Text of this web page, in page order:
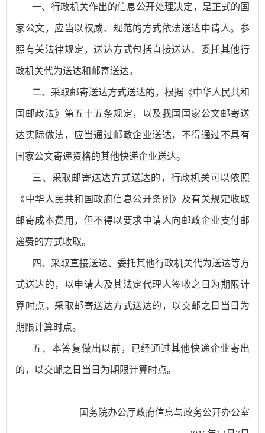
一、行政机关作出的信息公开处理决定，是正式的国
家公文，应当以权威、规范的方式依法送达申请人。参
照有关法律规定，送达方式包括直接送达、委托其他行
政机关代为送达和邮寄送达。
二、采取邮寄送达方式送达的，根据《中华人民共和
国邮政法》第五十五条规定，以及我国国家公文邮寄送
达实际做法，应当通过邮政企业送达，不得通过不具有
国家公文寄递资格的其他快递企业送达。
三、采取邮寄送达方式送达的，行政机关可以依照
《中华人民共和国政府信息公开条例》及有关规定收取
邮寄成本费用，但不得以要求申请人向邮政企业支付邮
递费的方式收取。
四、采取直接送达、委托其他行政机关代为送达等方
式送达的，以申请人及其法定代理人签收之日为期限计
算时点。采取邮寄送达方式送达的，以交邮之日当日为
期限计算时点。
五、本答复做出以前，已经通过其他快递企业寄出
的，以交邮之日当日为期限计算时点。
国务院办公厅政府信息与政务公开办公室